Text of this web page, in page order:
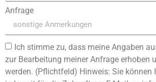
Anfrage
Ich stimme zu, dass meine Angaben
zur Bearbeitung meiner Anfrage erhoben
werden. (Pflichtfeld) Hinweis: Sie können